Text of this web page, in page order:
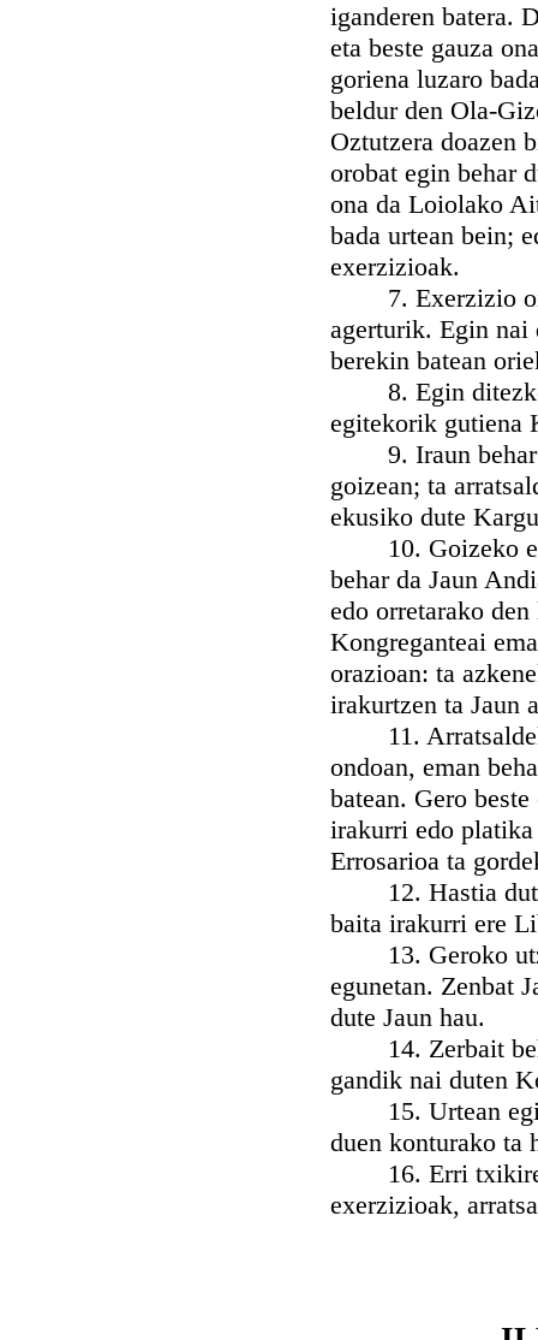
iganderen batera.
eta beste gauza
goriena luzaro
beldur den Ola-
Oztutzera doazen
orobat egin behar
ona da Loiolako
bada urtean bein;
exerzizioak.
7. Exerzizio
agerturik. Egin nai
berekin batean
8. Egin ditezke
egitekorik gutiena
9. Iraun behar
goizean; ta
ekusiko dute
10. Goizeko
behar da Jaun
edo orretarako
Kongreganteai
orazioan: ta
irakurtzen ta Jaun
11.
ondoan, eman
batean. Gero
irakurri edo platika
Errosarioa ta
12. Hastia
baita irakurri ere
13. Geroko utzi
egunetan. Zenbat
dute Jaun hau.
14. Zerbait
gandik nai duten
15. Urtean egin
duen konturako ta
16. Erri txikiren
exerzizioak,